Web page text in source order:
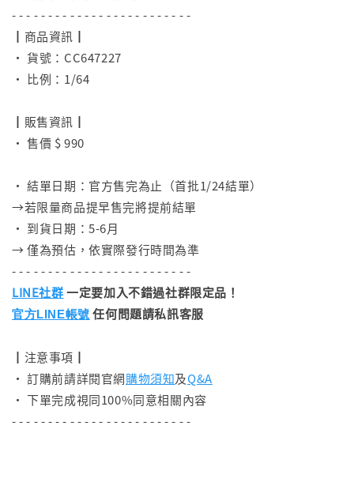
- - - - - - - - - - - - - - - - - - - - - - - - -
┃商品資訊┃
• 貨號：CC647227
• 比例：1/64
┃販售資訊┃
• 售價 $ 990
• 結單日期：官方售完為止（首批1/24結單）
→若限量商品提早售完將提前結單
• 到貨日期：5-6月
→ 僅為預估，依實際發行時間為準
- - - - - - - - - - - - - - - - - - - - - - - - -
LINE社群一定要加入不錯過社群限定品！
官方LINE帳號 任何問題請私訊客服
┃注意事項┃
• 訂購前請詳閱官網購物須知及Q&A
• 下單完成視同100%同意相關內容
- - - - - - - - - - - - - - - - - - - - - - - - -